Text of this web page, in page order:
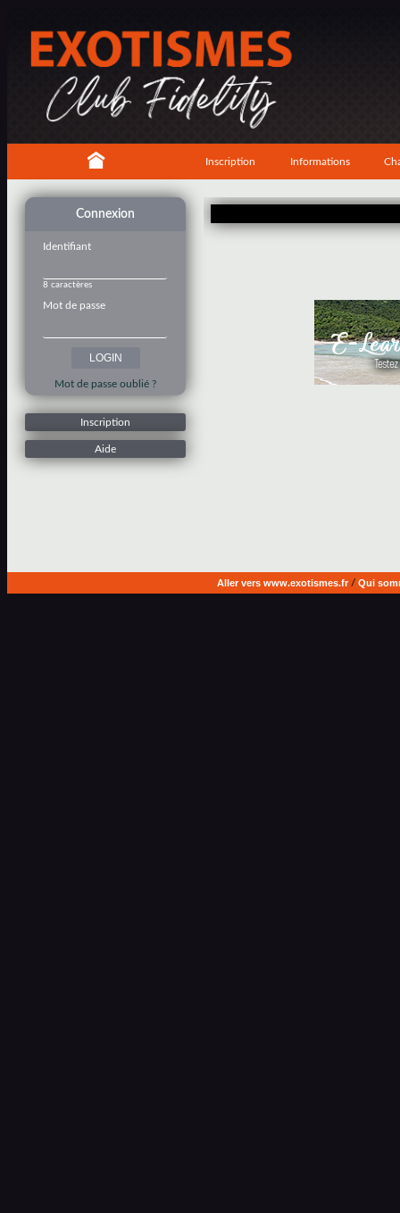
Inscription Informations
Connexion
Identifiant
8 caractères
Mot de passe
Mot de passe oublié ?
Inscription
Aide
Aller vers www.exotismes.fr/ Qui